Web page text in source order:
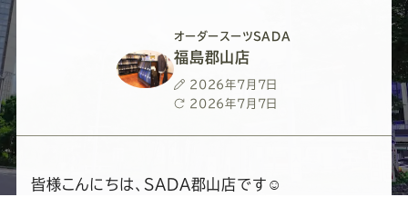
ー
ツ
ス
ー
ツ
ー
ス
ー
ツ
ー
ス
ー
ツ
ー
ス
ー
ツ
オーダースーツSADA
福島郡山店
投
稿
2026年7月7日
最
日
2026年7月7日
皆様こんにちは、SADA郡山店です☺